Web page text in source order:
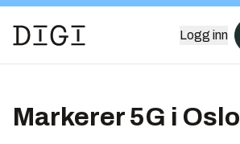
Logg inn
Markerer 5G i Oslo